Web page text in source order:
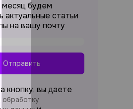
месяц будем
актуальные статьи
на вашу почту
Отправить
кнопку, вы даете
обработку